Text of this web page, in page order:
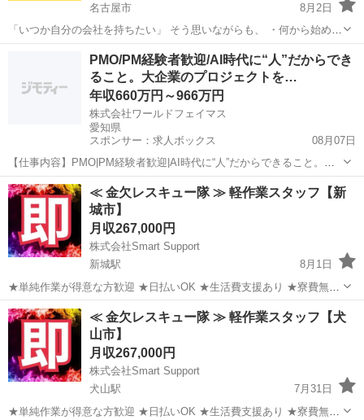
名古屋市
8月2日
「いつか自分の会社を持ちたい」 そう思いながらも、 ・何から始めれ
ばいいかわからない ・起業資金が不安 ・経営経験がない そんな理由
で一歩を踏み出せていない方も多いと思います。 当社では、人材サ
名古屋市 その他 未経験
PMO/PM経験者歓迎/AI時代に“人”だからでき
ること。大企業のプロジェクトを…
年収660万円～966万円
株式会社ワールドフェイマス
愛知県
スポンサー：求人ボックス
08月07日
【仕事内容】PMO|PM経験者歓迎|AI時代に“人”だからできること。大
企業のプロジェクトを支える伴走者を募集!|年収660万円~ 仕事内容: あ
なたのミッションは、大手企業のプロジェクト現場で「なくてはなら
ない存在」になることで...
正社員
≪ 金欠レスキュー隊 ≫ 軽作業スタッフ【新
城市】
月収267,000円
株式会社Smart Support
新城駅
8月1日
★単純作業が得意な方歓迎 ★日払いOK ★生活費支援あり ★寮費無料
（規定あり） ★スピード就業（最短翌日） ★LINE面談OK ★タトゥー
相談可 ■ お仕事例 ・アパートの清掃 ・医薬品の梱包...
愛知 新城市 新城駅 その他 単純作業
≪ 金欠レスキュー隊 ≫ 軽作業スタッフ【犬
山市】
月収267,000円
株式会社Smart Support
犬山駅
7月31日
★単純作業が得意な方歓迎 ★日払いOK ★生活費支援あり ★寮費無料